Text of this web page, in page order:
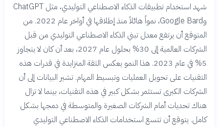
شهد استخدام تطبيقات الذكاء الاصطناعي التوليدي، مثل ChatGPT
وGoogle Bard، نمواً هائلاً منذ إطلاقها في أواخر عام 2022. من
المتوقع أن يرتفع معدل تبني الذكاء الاصطناعي التوليدي من قبل
الشركات العالمية إلى 30% بحلول عام 2027، بعد أن كان لا يتجاوز
5% في عام 2023. هذا النمو يعكس الثقة المتزايدة في قدرات هذه
التقنيات على تحويل العمليات وتبسيط المهام. تشير البيانات إلى أن
الشركات الكبرى تستثمر بشكل كبير في هذه التقنيات، بينما لا تزال
هناك تحديات أمام الشركات الصغيرة والمتوسطة في دمجها بشكل
كامل. يتوقع أن تتسع استخدامات الذكاء الاصطناعي التوليدي